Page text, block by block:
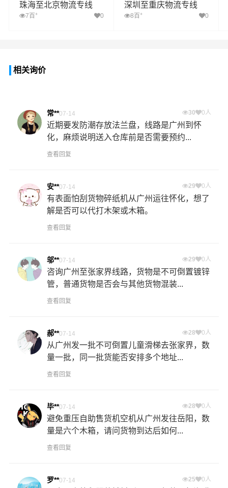
珠海至北京物流专线
7百 + 0
深圳至重庆物流专线
8百 + 0
相关询价
常**07-14 30 0人
近期要发防潮存放法兰盘，线路是广州到怀
化，麻烦说明送入仓库前是否需要预约...
查看回复
安**07-14 29 0人
有表面怕刮货物碎纸机从广州运往怀化，想了
解是否可以代打木架或木箱。
查看回复
邬**07-14 29 0人
咨询广州至张家界线路，货物是不可倒置镀锌
管，普通货物是否会与其他货物混装...
查看回复
郝**07-14 28 0人
从广州发一批不可倒置儿童滑梯去张家界，数
量一批，同一批货能否安排多个地址...
查看回复
毕**07-14 28 0人
避免重压自助售货机空机从广州发往岳阳，数
量是六个木箱，请问货物到达后如何...
查看回复
罗**07-14 25 0人